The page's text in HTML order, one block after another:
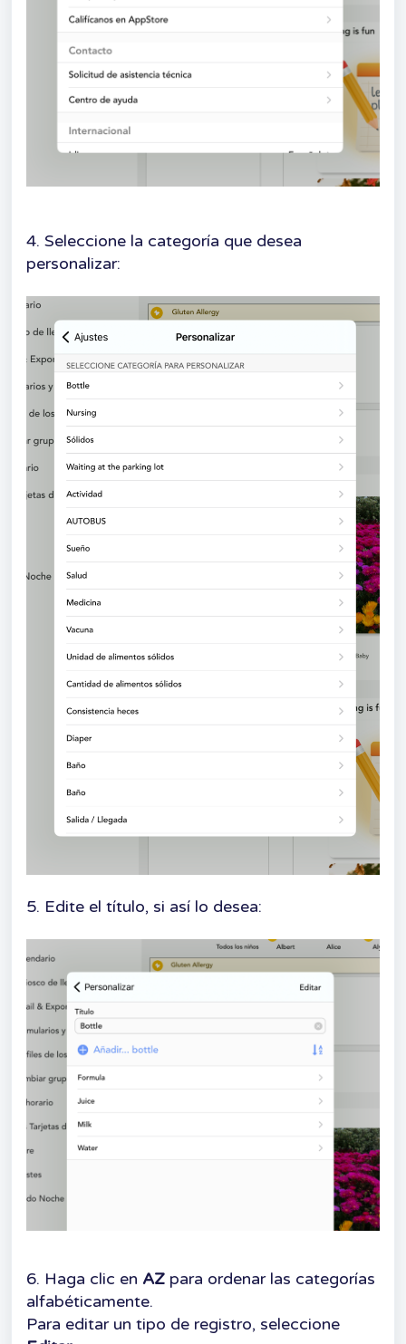
4. Seleccione la categoría que desea
personalizar:
5. Edite el título, si así lo desea:
6. Haga clic en AZ para ordenar las categorías
alfabéticamente.
Para editar un tipo de registro, seleccione